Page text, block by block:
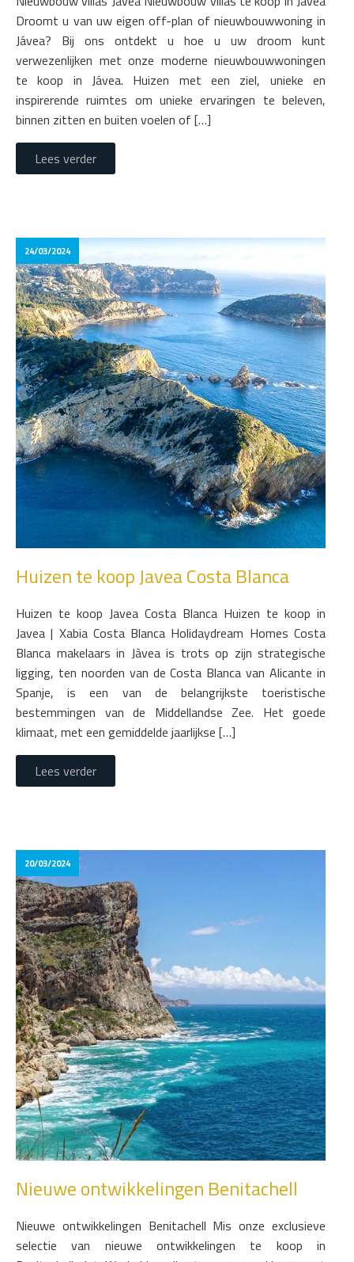
Droomt u van uw eigen off-plan of nieuwbouwwoning in
Jávea? Bij ons ontdekt u hoe u uw droom kunt
verwezenlijken met onze moderne nieuwbouwwoningen
te koop in Jávea. Huizen met een ziel, unieke en
inspirerende ruimtes om unieke ervaringen te beleven,
binnen zitten en buiten voelen of […]
Lees verder
24/03/2024
Huizen te koop Javea Costa Blanca
Huizen te koop Javea Costa Blanca Huizen te koop in
Javea | Xabia Costa Blanca Holidaydream Homes Costa
Blanca makelaars in Jàvea is trots op zijn strategische
ligging, ten noorden van de Costa Blanca van Alicante in
Spanje, is een van de belangrijkste toeristische
bestemmingen van de Middellandse Zee. Het goede
klimaat, met een gemiddelde jaarlijkse […]
Lees verder
20/03/2024
Nieuwe ontwikkelingen Benitachell
Nieuwe ontwikkelingen Benitachell Mis onze exclusieve
selectie van nieuwe ontwikkelingen te koop in